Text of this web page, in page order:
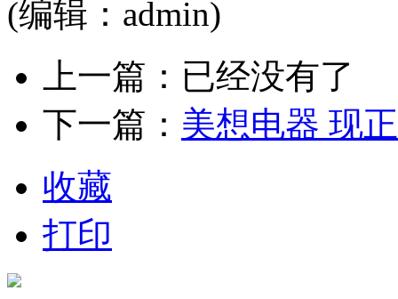
(编辑：admin)
上一篇：已经没有了
下一篇： 美想电器 现
收藏
打印